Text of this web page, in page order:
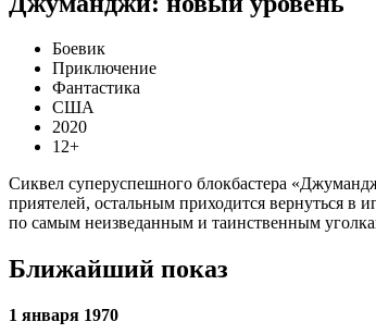
Боевик
Приключение
Фантастика
США
2020
12+
Сиквел суперуспешного блокбастера
приятелей, остальным приходится вернуться в
по самым неизведанным и таинственным
Ближайший показ
1 января 1970